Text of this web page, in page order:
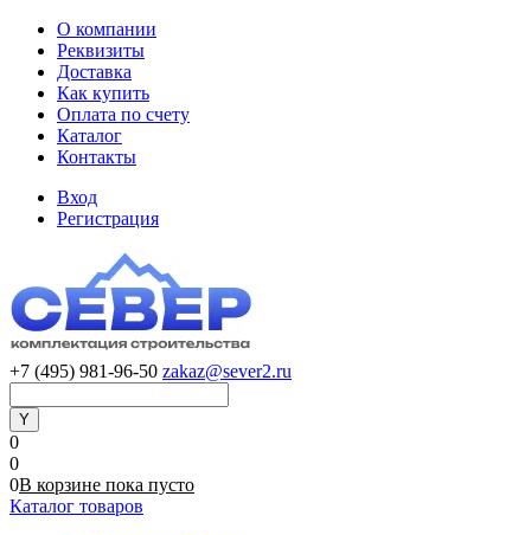
О компании
Реквизиты
Доставка
Как купить
Оплата по счету
Каталог
Контакты
Вход
Регистрация
+7 (495) 981-96-50 zakaz@sever2.ru
0
0
0В корзине пока пусто
Каталог товаров